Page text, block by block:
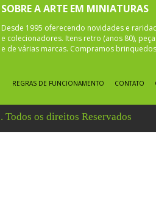
SOBRE A ARTE EM MINIATURAS
Desde 1995 oferecendo novidades e
e colecionadores. Itens retro (anos 80),
e de várias marcas. Compramos
REGRAS DE FUNCIONAMENTO CONTATO
os direitos Reservados